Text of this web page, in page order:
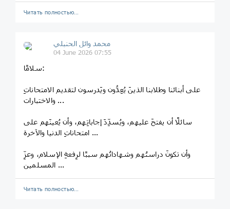
Читать полностью…
محمد وائل الحنبلي
04 June 2026 07:55
سلامًا:
على أبنائنا وطلابنا الذينَ يُعِدُّون ويَدرسون لتقديم الامتحاناتِ
والاختبارات ...
سائلًا أن يفتحَ عليهم، ويُسدِّدَ إجاباتِهم، وأن يُعينَهم على
امتحاناتِ الدنيا والآخرة ...
وأن تكونَ دراستُهم وشهاداتُهم سببًا لرِفعةِ الإسلام، وعزِّ
المسلمين ...
Читать полностью…